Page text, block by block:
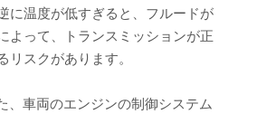
に温度が低すぎると、フルードが
よって、トランスミッションが正
リスクがあります。
、車両のエンジンの制御システム